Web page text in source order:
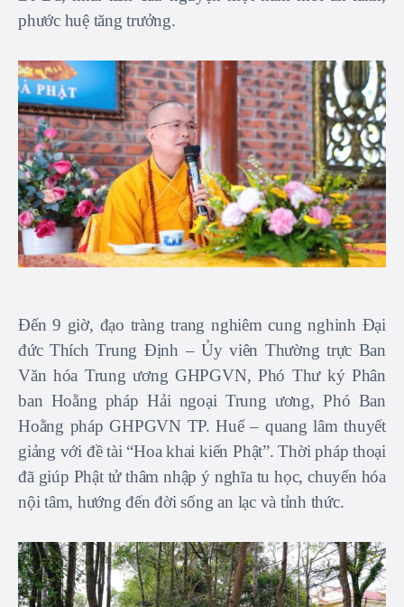
phước huệ tăng trưởng.
Đến 9 giờ, đạo tràng trang nghiêm cung nghinh Đại
đức Thích Trung Định – Ủy viên Thường trực Ban
Văn hóa Trung ương GHPGVN, Phó Thư ký Phân
ban Hoằng pháp Hải ngoại Trung ương, Phó Ban
Hoằng pháp GHPGVN TP. Huế – quang lâm thuyết
giảng với đề tài “Hoa khai kiến Phật”. Thời pháp thoại
đã giúp Phật tử thâm nhập ý nghĩa tu học, chuyển hóa
nội tâm, hướng đến đời sống an lạc và tỉnh thức.